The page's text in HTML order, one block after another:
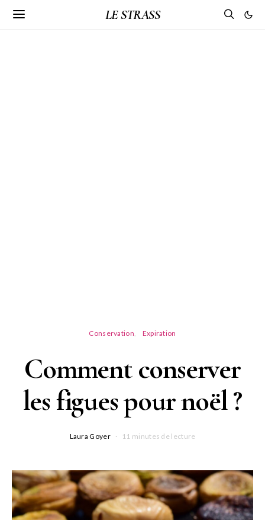
LE STRASS
Conservation Expiration
Comment conserver
les figues pour noël ?
Laura Goyer 11 minutes de lecture